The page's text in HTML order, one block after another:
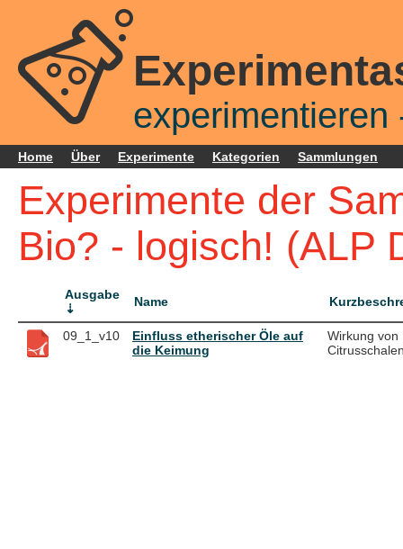
experimentieren
Home Über Experimente Kategorien Sammlungen
Experimente der
Bio? - logisch! (ALP
Ausgabe Name
09_1_v10
Einfluss etherischer Öle auf
die Keimung
Wirkung von